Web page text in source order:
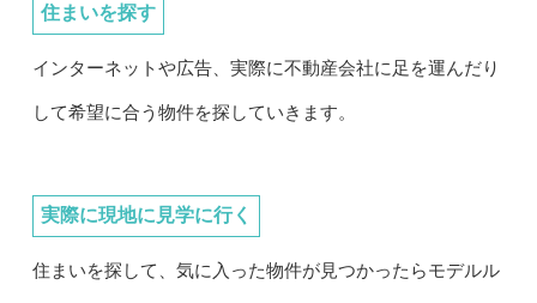
住まいを探す
インターネットや広告、実際に不動産会社に足を運んだり
して希望に合う物件を探していきます。
実際に現地に見学に行く
住まいを探して、気に入った物件が見つかったらモデルル